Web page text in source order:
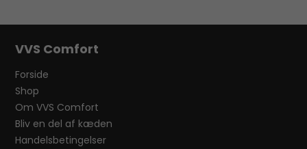
VVS Comfort
Forside
Shop
Om VVS Comfort
Bliv en del af kæden
Handelsbetingelser